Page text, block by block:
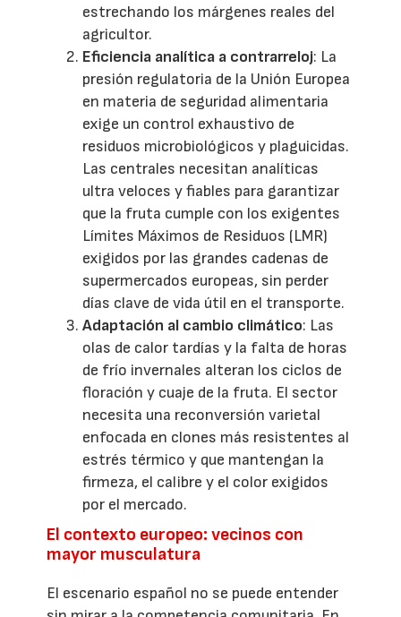
estrechando los márgenes reales del
agricultor.
Eficiencia analítica a contrarreloj: La
presión regulatoria de la Unión Europea
en materia de seguridad alimentaria
exige un control exhaustivo de
residuos microbiológicos y plaguicidas.
Las centrales necesitan analíticas
ultra veloces y fiables para garantizar
que la fruta cumple con los exigentes
Límites Máximos de Residuos (LMR)
exigidos por las grandes cadenas de
supermercados europeas, sin perder
días clave de vida útil en el transporte.
Adaptación al cambio climático: Las
olas de calor tardías y la falta de horas
de frío invernales alteran los ciclos de
floración y cuaje de la fruta. El sector
necesita una reconversión varietal
enfocada en clones más resistentes al
estrés térmico y que mantengan la
firmeza, el calibre y el color exigidos
por el mercado.
El contexto europeo: vecinos con
mayor musculatura
El escenario español no se puede entender